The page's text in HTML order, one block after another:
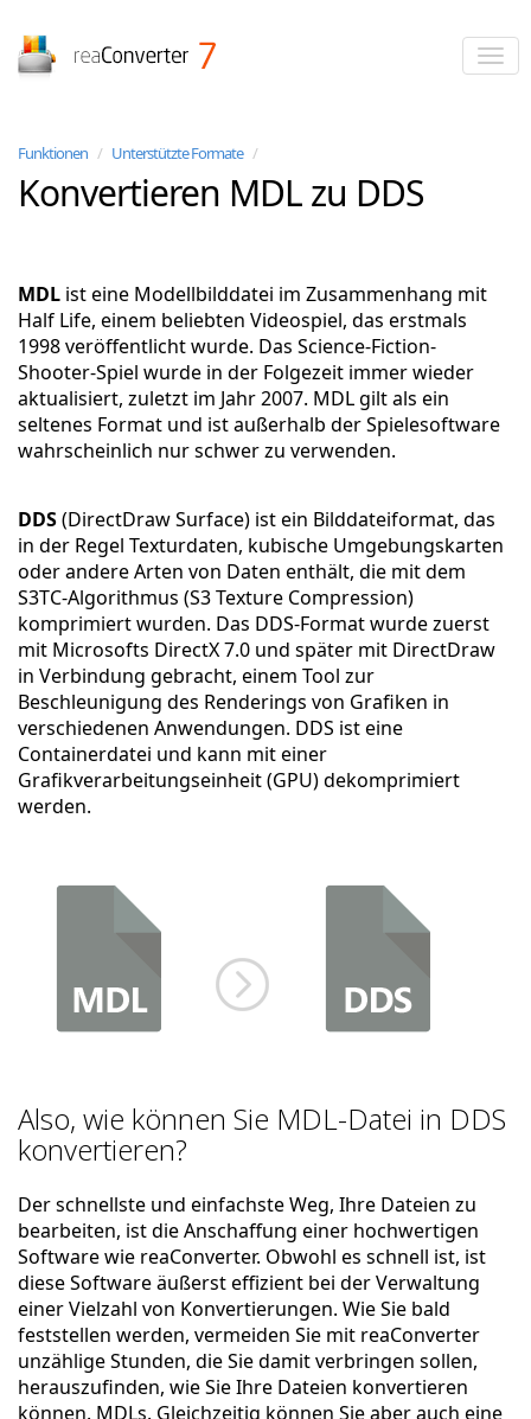
Funktionen / Unterstützte Formate /
Konvertieren MDL zu DDS
MDL ist eine Modellbilddatei im Zusammenhang mit
Half Life, einem beliebten Videospiel, das erstmals
1998 veröffentlicht wurde. Das Science-Fiction-
Shooter-Spiel wurde in der Folgezeit immer wieder
aktualisiert, zuletzt im Jahr 2007. MDL gilt als ein
seltenes Format und ist außerhalb der Spielesoftware
wahrscheinlich nur schwer zu verwenden.
DDS(DirectDraw Surface) ist ein Bilddateiformat, das
in der Regel Texturdaten, kubische Umgebungskarten
oder andere Arten von Daten enthält, die mit dem
S3TC-Algorithmus (S3 Texture Compression)
komprimiert wurden. Das DDS-Format wurde zuerst
mit Microsofts DirectX 7.0 und später mit DirectDraw
in Verbindung gebracht, einem Tool zur
Beschleunigung des Renderings von Grafiken in
verschiedenen Anwendungen. DDS ist eine
Containerdatei und kann mit einer
Grafikverarbeitungseinheit (GPU) dekomprimiert
werden.
Also, wie können Sie MDL-Datei in DDS
konvertieren?
Der schnellste und einfachste Weg, Ihre Dateien zu
bearbeiten, ist die Anschaffung einer hochwertigen
Software wie reaConverter. Obwohl es schnell ist, ist
diese Software äußerst effizient bei der Verwaltung
einer Vielzahl von Konvertierungen. Wie Sie bald
feststellen werden, vermeiden Sie mit reaConverter
unzählige Stunden, die Sie damit verbringen sollen,
herauszufinden, wie Sie Ihre Dateien konvertieren
können. MDLs. Gleichzeitig können Sie aber auch eine